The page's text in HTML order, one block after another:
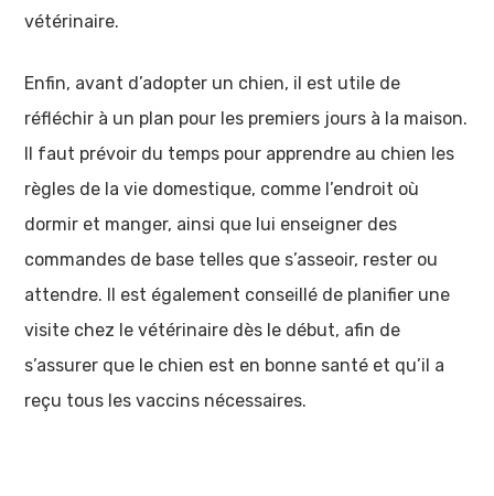
vétérinaire.
Enfin, avant d’adopter un chien, il est utile de
réfléchir à un plan pour les premiers jours à la maison.
Il faut prévoir du temps pour apprendre au chien les
règles de la vie domestique, comme l’endroit où
dormir et manger, ainsi que lui enseigner des
commandes de base telles que s’asseoir, rester ou
attendre. Il est également conseillé de planifier une
visite chez le vétérinaire dès le début, afin de
s’assurer que le chien est en bonne santé et qu’il a
reçu tous les vaccins nécessaires.